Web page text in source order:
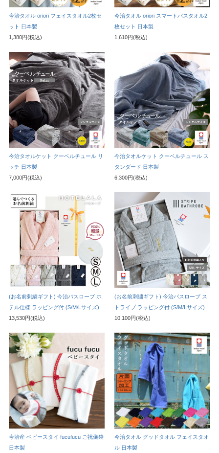
今治タオル oriori フェイスタオル2枚セ
ット 日本製
1,380円(税込)
今治タオル oriori スマートバスタオル2
枚セット 日本製
1,610円(税込)
今治タオルケット クーベルチュール リ
ッチ 日本製
7,000円(税込)
今治タオルケット クーベルチュール ス
タンダード 日本製
6,300円(税込)
(お名前刺繍ギフト) 今治バスローブ ホ
テル仕様 ラッピング付 (S/M/Lサイズ)
13,530円(税込)
(お名前刺繍ギフト) 今治バスローブ ス
トライプ ラッピング付 (S/M/Lサイズ)
10,100円(税込)
今治産 ベビースタイ fucufucu ご祝儀袋
日本製
今治タオル グッドタオル フェイスタオ
ル 日本製